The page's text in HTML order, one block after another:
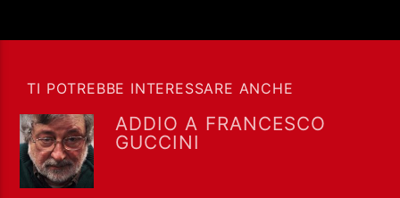
TI POTREBBE INTERESSARE ANCHE
ADDIO A FRANCESCO
GUCCINI